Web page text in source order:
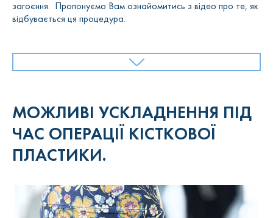
загоєння. Пропонуємо Вам ознайомитись з відео про те, як
відбувається ця процедура.
МОЖЛИВІ УСКЛАДНЕННЯ ПІД
ЧАС ОПЕРАЦІЇ КІСТКОВОЇ
ПЛАСТИКИ.